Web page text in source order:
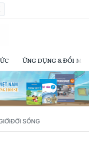
ỨNG DỤNG & ĐỔI
ĐỜI SỐNG